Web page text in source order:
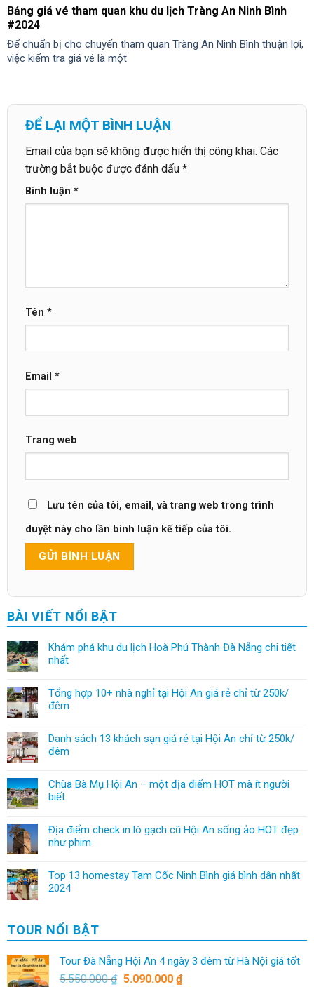
Bảng giá vé tham quan khu du lịch Tràng An Ninh Bình
#2024
Để chuẩn bị cho chuyến tham quan Tràng An Ninh Bình thuận lợi,
việc kiểm tra giá vé là một
ĐỂ LẠI MỘT BÌNH LUẬN
Email của bạn sẽ không được hiển thị công khai. Các
trường bắt buộc được đánh dấu *
Bình luận *
Tên *
Email *
Trang web
Lưu tên của tôi, email, và trang web trong trình
duyệt này cho lần bình luận kế tiếp của tôi.
BÀI VIẾT NỔI BẬT
Khám phá khu du lịch Hoà Phú Thành Đà Nẵng chi tiết
nhất
Tổng hợp 10+ nhà nghỉ tại Hội An giá rẻ chỉ từ 250k/
đêm
Danh sách 13 khách sạn giá rẻ tại Hội An chỉ từ 250k/
đêm
Chùa Bà Mụ Hội An – một địa điểm HOT mà ít người
biết
Địa điểm check in lò gạch cũ Hội An sống ảo HOT đẹp
như phim
Top 13 homestay Tam Cốc Ninh Bình giá bình dân nhất
2024
TOUR NỔI BẬT
Tour Đà Nẵng Hội An 4 ngày 3 đêm từ Hà Nội giá tốt
5.550.000₫ 5.090.000 ₫